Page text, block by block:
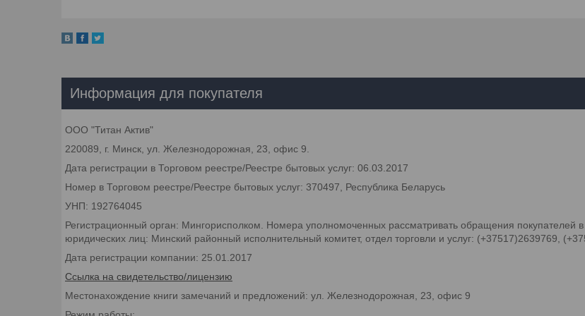
Информация для покупателя
ООО "Титан Актив"
220089, г. Минск, ул. Железнодорожная, 23, офис 9.
Дата регистрации в Торговом реестре/Реестре бытовых услуг: 06.03.2017
Номер в Торговом реестре/Реестре бытовых услуг: 370497, Республика Беларусь
УНП: 192764045
Регистрационный орган: Мингорисполком. Номера уполномоченных рассматривать обращения покупателей
юридических лиц: Минский районный исполнительный комитет, отдел торговли и услуг: (+37517)2639769,
Дата регистрации компании: 25.01.2017
Ссылка на свидетельство/лицензию
Местонахождение книги замечаний и предложений: ул. Железнодорожная, 23, офис 9